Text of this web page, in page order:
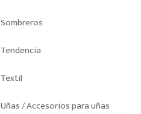
Sombreros
Tendencia
Textil
Uñas / Accesorios para uñas